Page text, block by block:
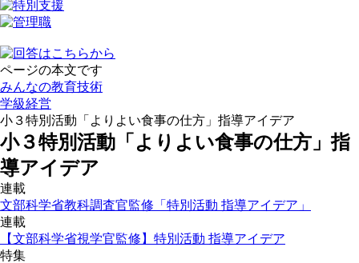
ページの本文です
みんなの教育技術
学級経営
小３特別活動「よりよい食事の仕方」指導アイデア
小３特別活動「よりよい食事の仕方」指
導アイデア
連載
文部科学省教科調査官監修「特別活動 指導アイデア」
連載
【文部科学省視学官監修】特別活動 指導アイデア
特集